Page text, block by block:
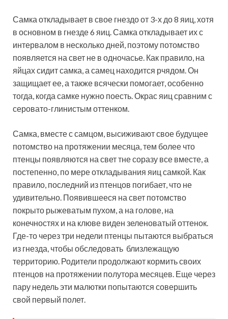
Самка откладывает в свое гнездо от 3-х до 8 яиц, хотя
в основном в гнезде 6 яиц. Самка откладывает их с
интервалом в несколько дней, поэтому потомство
появляется на свет не в одночасье. Как правило, на
яйцах сидит самка, а самец находится рчядом. Он
защищает ее, а также всячески помогает, особенно
тогда, когда самке нужно поесть. Окрас яиц сравним с
серовато-глинистым оттенком.
Самка, вместе с самцом, высиживают свое будущее
потомство на протяжении месяца, тем более что
птенцы появляются на свет тне соразу все вместе, а
постепенно, по мере откладывания яиц самкой. Как
правило, последний из птенцов погибает, что не
удивительно. Появившееся на свет потомство
покрыто рыжеватым пухом, а на голове, на
конечностях и на клюве виден зеленоватый оттенок.
Где-то через три недели птенцы пытаются выбраться
из гнезда, чтобы обследовать близлежащую
территорию. Родители продолжают кормить своих
птенцов на протяжении полутора месяцев. Еще через
пару недель эти малютки попытаются совершить
свой первый полет.